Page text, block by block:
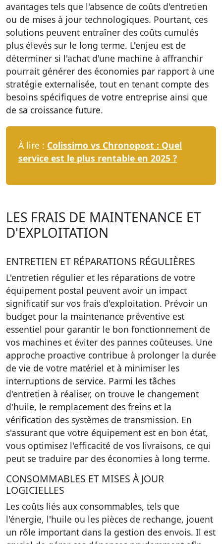
avantages tels que l'absence de coûts d'entretien
ou de mises à jour technologiques. Pourtant, ces
solutions peuvent entraîner des coûts cumulés
plus élevés sur le long terme. L'enjeu est de
déterminer si l'achat d'une machine à affranchir
pourrait générer des économies par rapport à une
stratégie externalisée, tout en tenant compte des
besoins spécifiques de votre entreprise ainsi que
de sa croissance future.
À lire : Colissimo vs Chronopost : Quel
service est le plus rentable en 2025 ?
LES FRAIS DE MAINTENANCE ET
D'EXPLOITATION
ENTRETIEN ET RÉPARATIONS RÉGULIÈRES
L'entretien régulier et les réparations de votre
équipement postal peuvent avoir un impact
significatif sur vos frais d'exploitation. Prévoir un
budget pour la maintenance préventive est
essentiel pour garantir le bon fonctionnement de
vos machines et éviter des pannes coûteuses. Une
approche proactive contribue à prolonger la durée
de vie de votre matériel et à minimiser les
interruptions de service. Parmi les tâches
d'entretien à réaliser, on trouve le changement
d'huile, le remplacement des freins et la
vérification des systèmes de transmission. En
s'assurant que votre équipement est en bon état,
vous optimisez l'efficacité de vos livraisons, ce qui
peut se traduire par des économies à long terme.
CONSOMMABLES ET MISES À JOUR
LOGICIELLES
Les coûts liés aux consommables, tels que
l'énergie, l'huile ou les pièces de rechange, jouent
un rôle important dans la gestion des envois. Il est